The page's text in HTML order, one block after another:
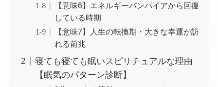
【意味6】エネルギーバンパイアから回復
している時期
【意味7】人生の転換期・大きな幸運が訪
れる前兆
寝ても寝ても眠いスピリチュアルな理由
【眠気のパターン診断】